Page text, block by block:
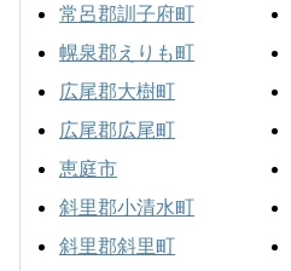
常呂郡訓子府町
幌泉郡えりも町
広尾郡大樹町
広尾郡広尾町
恵庭市
斜里郡小清水町
斜里郡斜里町